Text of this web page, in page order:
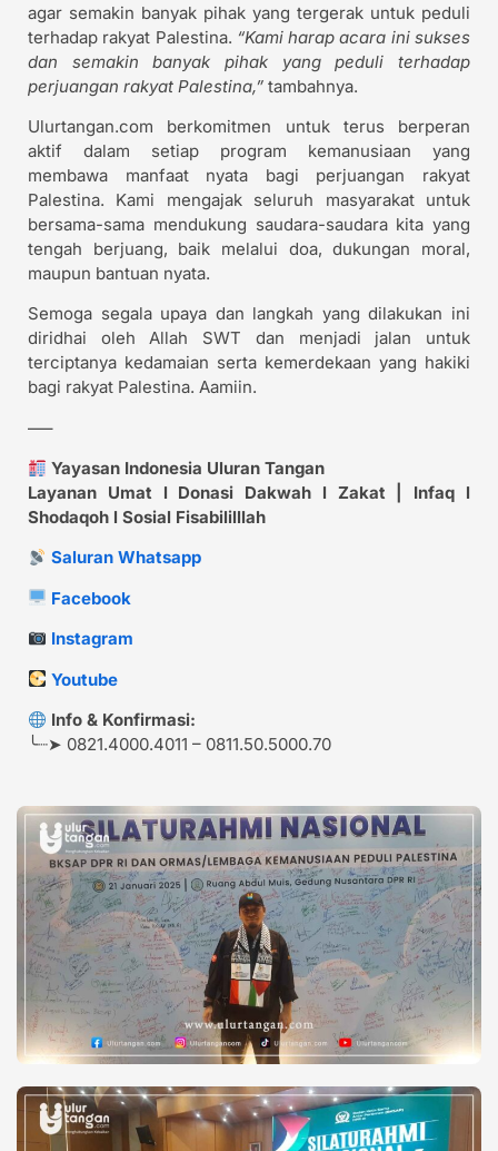
agar semakin banyak pihak yang tergerak untuk peduli
terhadap rakyat Palestina. “Kami harap acara ini sukses
dan semakin banyak pihak yang peduli terhadap
perjuangan rakyat Palestina,” tambahnya.
Ulurtangan.com berkomitmen untuk terus berperan
aktif dalam setiap program kemanusiaan yang
membawa manfaat nyata bagi perjuangan rakyat
Palestina. Kami mengajak seluruh masyarakat untuk
bersama-sama mendukung saudara-saudara kita yang
tengah berjuang, baik melalui doa, dukungan moral,
maupun bantuan nyata.
Semoga segala upaya dan langkah yang dilakukan ini
diridhai oleh Allah SWT dan menjadi jalan untuk
terciptanya kedamaian serta kemerdekaan yang hakiki
bagi rakyat Palestina. Aamiin.
—–
Yayasan Indonesia Uluran Tangan
Layanan Umat l Donasi Dakwah l Zakat | Infaq l
Shodaqoh l Sosial Fisabililllah
Saluran Whatsapp
Facebook
Instagram
Youtube
Info & Konfirmasi:
╰┈➤ 0821.4000.4011 – 0811.50.5000.70